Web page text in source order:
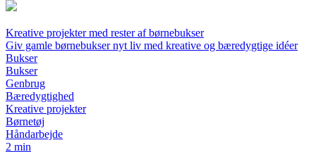
Kreative projekter med rester af børnebukser
Giv gamle børnebukser nyt liv med kreative og bæredygtige idéer
Bukser
Bukser
Genbrug
Bæredygtighed
Kreative projekter
Børnetøj
Håndarbejde
2 min